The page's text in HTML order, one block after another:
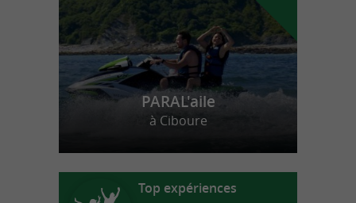
PARAL'aile
à Ciboure
Top expériences